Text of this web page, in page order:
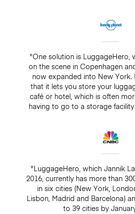
"One solution is LuggageHero,
on the scene in Copenhagen
now expanded into New York.
that it lets you store your
café or hotel, which is often
having to go to a storage
"LuggageHero, which Jannik
2016, currently has more than
in six cities (New York,
Lisbon, Madrid and Barcelona)
to 39 cities by